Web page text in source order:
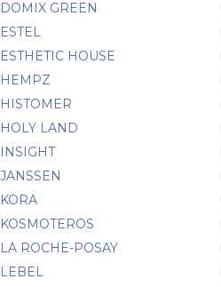
DOMIX GREEN
ESTEL
ESTHETIC HOUSE
HEMPZ
HISTOMER
HOLY LAND
INSIGHT
JANSSEN
KORA
KOSMOTEROS
LA ROCHE-POSAY
LEBEL